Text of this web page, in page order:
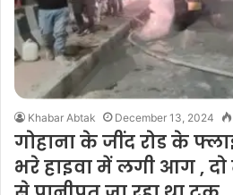
Khabar Abtak December 13, 2024
गोहाना के जींद रोड के
भरे हाइवा में लगी आग ,